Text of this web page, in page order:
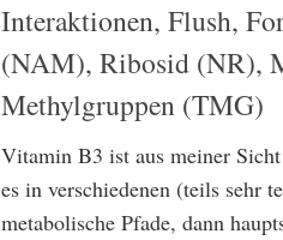
Interaktionen, Flush,
(NAM), Ribosid (NR),
Methylgruppen (TMG)
Vitamin B3 ist aus meiner
es in verschiedenen (teils sehr
metabolische Pfade, dann